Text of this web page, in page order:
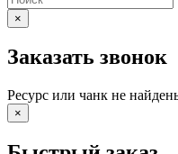
×
Заказать звонок
Ресурс или чанк не
×